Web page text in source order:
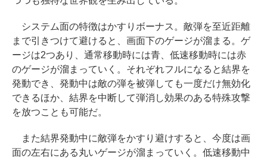
システム面の特徴はかすりボーナス。敵弾を至近距離
まで引きつけて避けると、画面下のゲージが溜まる。ゲ
ージは2つあり、通常移動時には青、低速移動時には赤
のゲージが溜まっていく。それぞれフルになると結界を
発動でき、発動中は敵の弾を被弾しても一度だけ無効化
できるほか、結界を中断して弾消し効果のある特殊攻撃
を放つことも可能だ。
また結界発動中に敵弾をかすり避けすると、今度は画
面の左右にある丸いゲージが溜まっていく。低速移動中